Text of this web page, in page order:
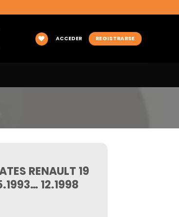
ACCEDER
REGISTRARSE
RENAULT 19
12.1998